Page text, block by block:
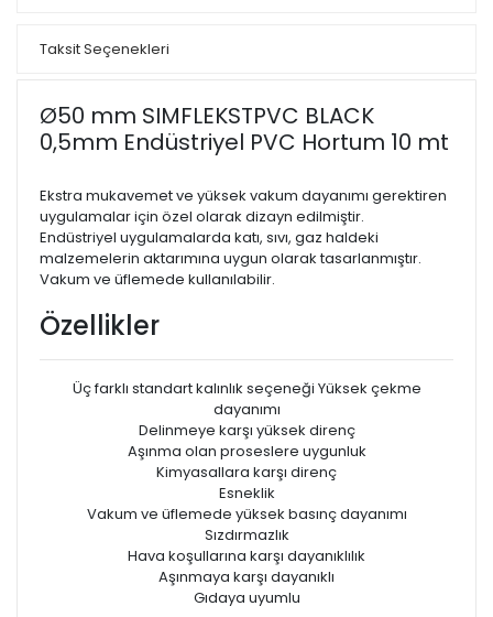
Taksit Seçenekleri
Ø50 mm SIMFLEKSTPVC BLACK
0,5mm Endüstriyel PVC Hortum 10 mt
Ekstra mukavemet ve yüksek vakum dayanımı gerektiren
uygulamalar için özel olarak dizayn edilmiştir.
Endüstriyel uygulamalarda katı, sıvı, gaz haldeki
malzemelerin aktarımına uygun olarak tasarlanmıştır.
Vakum ve üflemede kullanılabilir.
Özellikler
Üç farklı standart kalınlık seçeneği Yüksek çekme
dayanımı
Delinmeye karşı yüksek direnç
Aşınma olan proseslere uygunluk
Kimyasallara karşı direnç
Esneklik
Vakum ve üfIemede yüksek basınç dayanımı
Sızdırmazlık
Hava koşullarına karşı dayanıklılık
Aşınmaya karşı dayanıklı
Gıdaya uyumlu